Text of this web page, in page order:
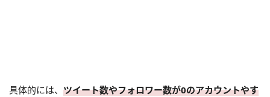
具体的には、 ツイート数やフォロワー数が0のアカウントやす